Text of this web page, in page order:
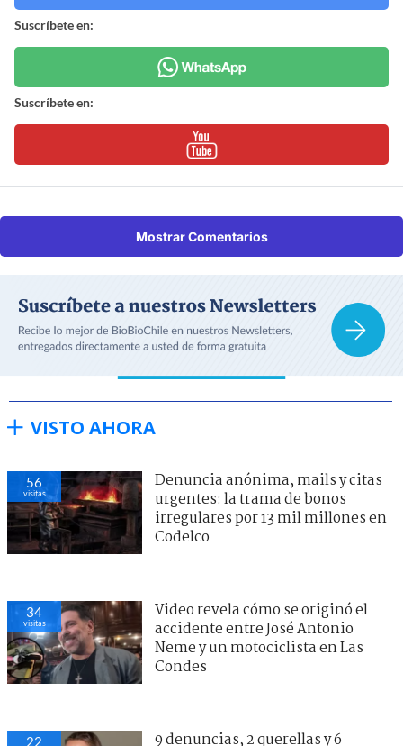
Suscríbete en:
Suscríbete en:
Mostrar Comentarios
VISTO AHORA
56
visitas
Denuncia anónima, mails y citas
urgentes: la trama de bonos
irregulares por 13 mil millones en
Codelco
34
visitas
Video revela cómo se originó el
accidente entre José Antonio
Neme y un motociclista en Las
Condes
22 9 denuncias, 2 querellas y 6